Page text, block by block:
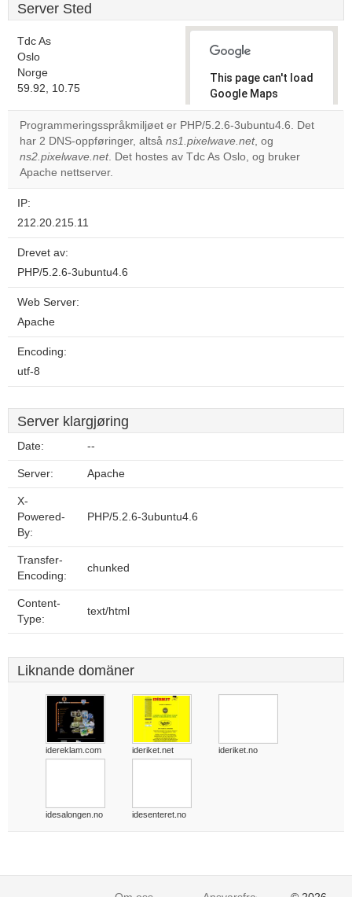
Server Sted
Tdc As
Oslo
Norge
59.92, 10.75
This page can't load
Google Maps
correctly.
Do you
own this
OK
Programmeringsspråkmiljøet er PHP/5.2.6-3ubuntu4.6. Det
har 2 DNS-oppføringer, altså ns1.pixelwave.net, og
ns2.pixelwave.net. Det hostes av Tdc As Oslo, og bruker
Apache nettserver.
IP:
212.20.215.11
Drevet av:
PHP/5.2.6-3ubuntu4.6
Web Server:
Apache
Encoding:
utf-8
Server klargjøring
Date: --
Server: Apache
X-
Powered-
By:
PHP/5.2.6-3ubuntu4.6
Transfer-
Encoding:
chunked
Content-
Type:
text/html
Liknande domäner
idereklam.com ideriket.net ideriket.no
idesalongen.no idesenteret.no